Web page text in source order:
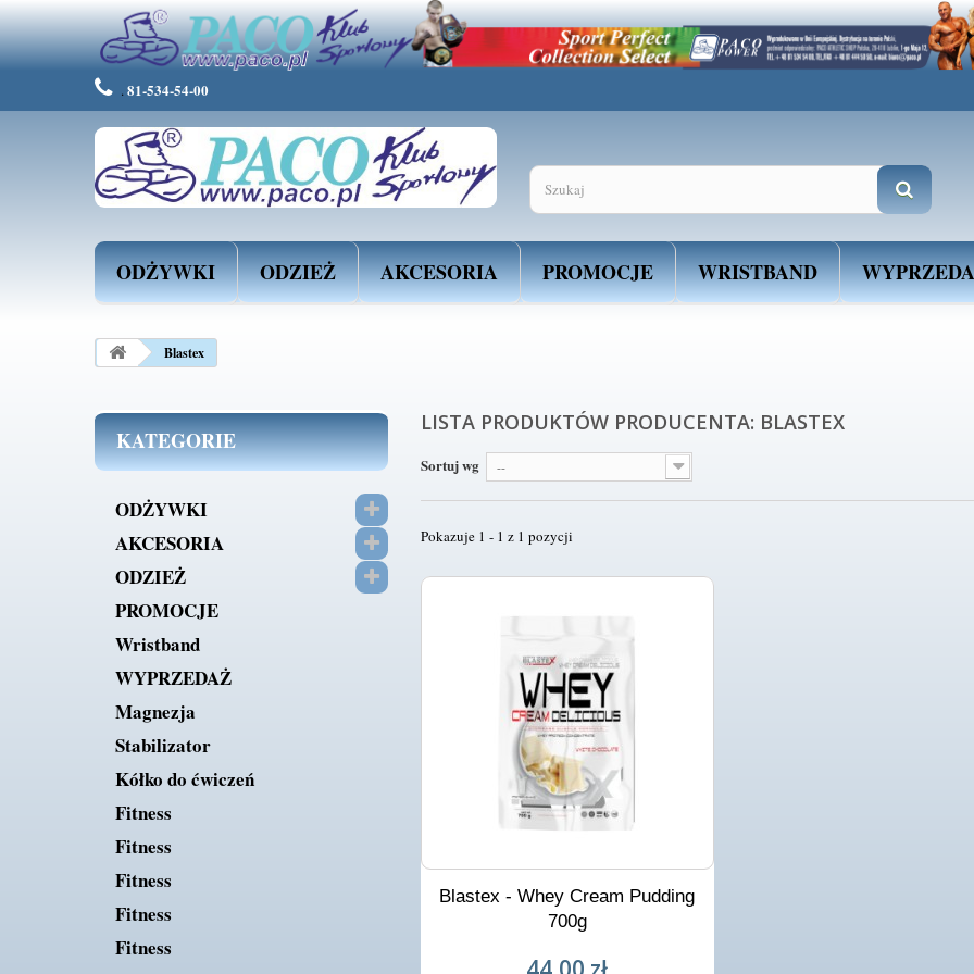
Ta strona używa plików Cookies. Dowiedz się więcej o celu ich używania i możliwości zmiany ustawień
.81-534-54-00
ODŻYWKI ODZIEŻ AKCESORIA PROMOCJE WRISTBAND
Blastex
KATEGORIE
ODŻYWKI
AKCESORIA
ODZIEŻ
PROMOCJE
Wristband
WYPRZEDAŻ
Magnezja
Stabilizator
Kółko do ćwiczeń
Fitness
Fitness
Fitness
Fitness
Fitness
LISTA PRODUKTÓW PRODUCENTA: BLASTEX
Sortuj wg --
Pokazuje 1 - 1 z 1 pozycji
Blastex - Whey Cream Pudding
700g